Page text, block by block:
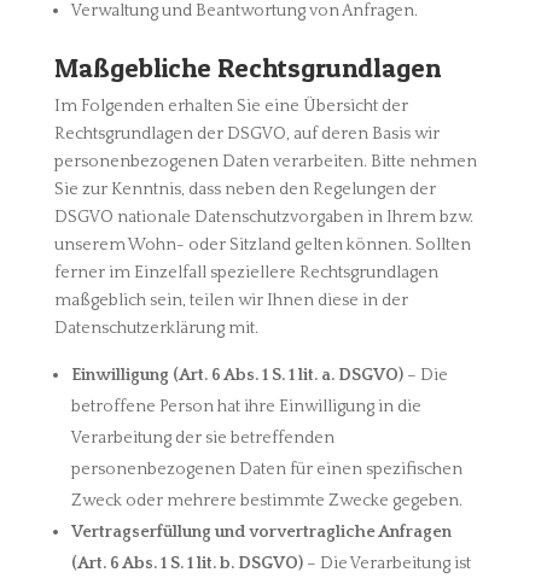
Verwaltung und Beantwortung von Anfragen.
Maßgebliche Rechtsgrundlagen
Im Folgenden erhalten Sie eine Übersicht der
Rechtsgrundlagen der DSGVO, auf deren Basis wir
personenbezogenen Daten verarbeiten. Bitte nehmen
Sie zur Kenntnis, dass neben den Regelungen der
DSGVO nationale Datenschutzvorgaben in Ihrem bzw.
unserem Wohn- oder Sitzland gelten können. Sollten
ferner im Einzelfall speziellere Rechtsgrundlagen
maßgeblich sein, teilen wir Ihnen diese in der
Datenschutzerklärung mit.
Einwilligung (Art. 6 Abs. 1 S. 1 lit. a. DSGVO)– Die
betroffene Person hat ihre Einwilligung in die
Verarbeitung der sie betreffenden
personenbezogenen Daten für einen spezifischen
Zweck oder mehrere bestimmte Zwecke gegeben.
Vertragserfüllung und vorvertragliche Anfragen
(Art. 6 Abs. 1 S. 1 lit. b. DSGVO)– Die Verarbeitung ist